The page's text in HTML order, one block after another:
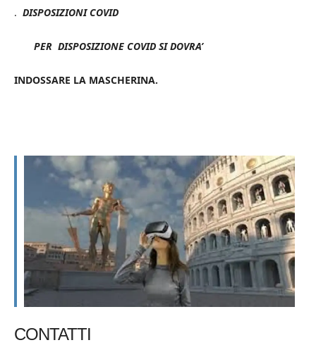
. DISPOSIZIONI COVID
PER DISPOSIZIONE COVID SI DOVRA’
INDOSSARE LA MASCHERINA.
CONTATTI